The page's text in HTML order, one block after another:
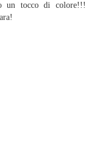
un tocco di colore!!!